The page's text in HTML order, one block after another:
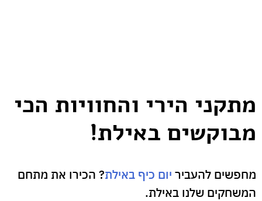
מתקני הירי והחוויות הכי
מבוקשים באילת!
מחפשים להעביר יום כיף באילת? הכירו את מתחם
המשחקים שלנו באילת.